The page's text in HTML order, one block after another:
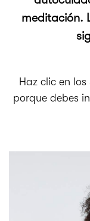
meditación.
Haz clic en
porque debes